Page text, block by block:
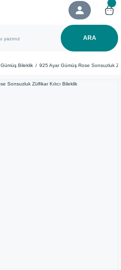
ARA
Gümüş Bileklik 925 Ayar Gümüş Rose Sonsuzluk